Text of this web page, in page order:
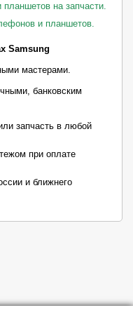
на запчасти.
и планшетов.
Samsung
мастерами.
банковским
запчасть в любой
при оплате
и ближнего